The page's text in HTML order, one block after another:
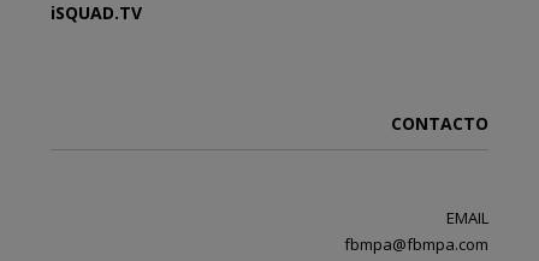
iSQUAD.TV
CONTACTO
EMAIL
fbmpa@fbmpa.com